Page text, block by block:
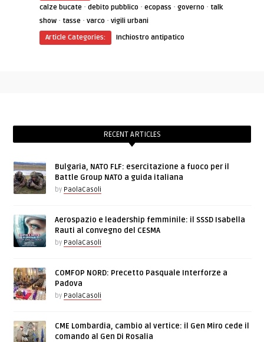
calze bucate ·debito pubblico ·ecopass ·governo · talk
show · tasse ·varco ·vigili urbani
Article Categories:
Inchiostro antipatico
RECENT ARTICLES
Bulgaria, NATO FLF: esercitazione a fuoco per il
Battle Group NATO a guida italiana
by PaolaCasoli
Aerospazio e leadership femminile: il SSSD Isabella
Rauti al convegno del CESMA
by PaolaCasoli
COMFOP NORD: Precetto Pasquale Interforze a
Padova
by PaolaCasoli
CME Lombardia, cambio al vertice: il Gen Miro cede il
comando al Gen Di Rosalia